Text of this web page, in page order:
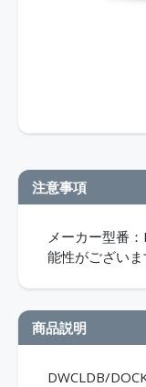
注意事項
メーカー型番
能性がございま
商品説明
DWCLDB/